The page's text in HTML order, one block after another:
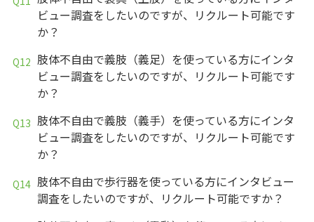
ビュー調査をしたいのですが、リクルート可能です
か？
肢体不自由で義肢（義足）を使っている方にインタ
ビュー調査をしたいのですが、リクルート可能です
か？
肢体不自由で義肢（義手）を使っている方にインタ
ビュー調査をしたいのですが、リクルート可能です
か？
肢体不自由で歩行器を使っている方にインタビュー
調査をしたいのですが、リクルート可能ですか？